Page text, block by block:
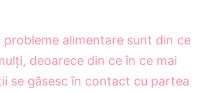
probleme alimentare sunt din ce
deoarece din ce în ce mai
se găsesc în contact cu partea